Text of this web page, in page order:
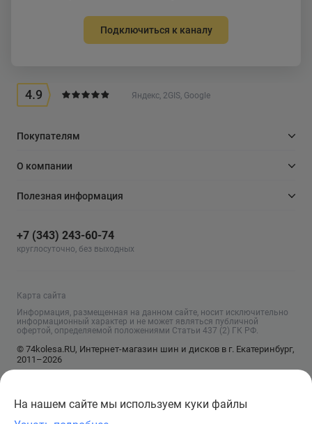
Подключиться к каналу
4.9 Яндекс, 2GIS, Google
Покупателям
О компании
Полезная информация
+7 (343) 243-60-74
круглосуточно, без выходных
Карта сайта
Информация, размещенная на данном сайте, носит исключительно
информационный характер и не может являться публичной
офертой, определяемой положениями Статьи 437 (2) ГК РФ.
© 74kolesa.RU, Интернет-магазин шин и дисков в г. Екатеринбург,
2011–2026
На нашем сайте мы используем куки файлы